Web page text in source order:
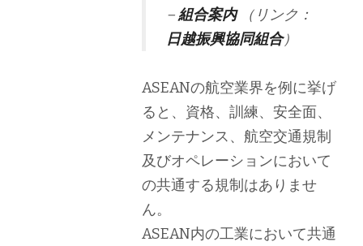
–組合案内（リンク：
日越振興協同組合）
ASEANの航空業界を例に挙げ
ると、資格、訓練、安全面、
メンテナンス、航空交通規制
及びオペレーションにおいて
の共通する規制はありませ
ん。
ASEAN内の工業において共通